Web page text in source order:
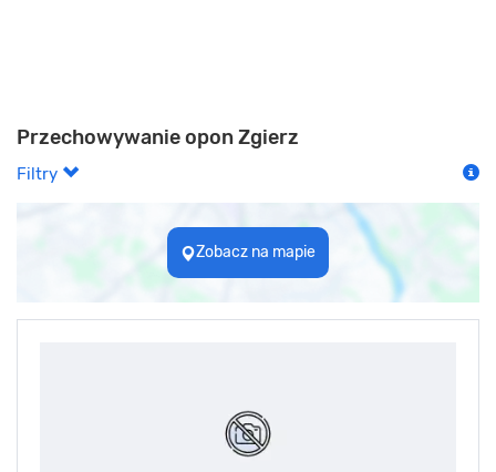
Przechowywanie opon Zgierz
Filtry
Zobacz na mapie